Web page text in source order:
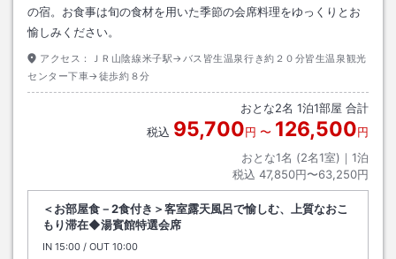
の宿。お食事は旬の食材を用いた季節の会席料理をゆっくりとお
愉しみください。
アクセス：
ＪＲ山陰線米子駅→バス皆生温泉行き約２０分皆生温泉観光
センター下車→徒歩約８分
おとな2名 1泊1部屋 合計
税込 95,700円 〜 126,500円
おとな1名 (2名1室)｜ 1泊
税込 47,850円〜63,250円
＜お部屋食－2食付き＞客室露天風呂で愉しむ、上質なおこ
もり滞在◆湯賓館特選会席
IN チェックイン
15:00 / OUT チェックアウト
10:00